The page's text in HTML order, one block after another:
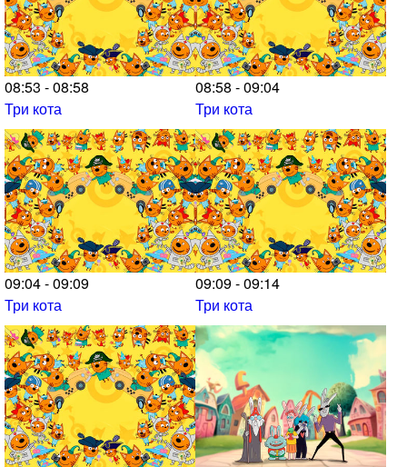
08:53 - 08:58
Три кота
08:58 - 09:04
Три кота
09:04 - 09:09
Три кота
09:09 - 09:14
Три кота